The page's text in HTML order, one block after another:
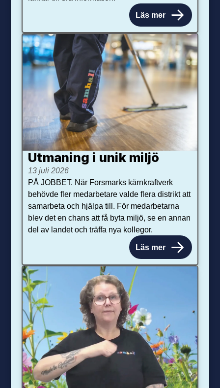
Läs mer
Utmaning i unik miljö
13 juli 2026
PÅ JOBBET. När Forsmarks kärnkraftverk
behövde fler medarbetare valde flera distrikt att
samarbeta och hjälpa till. För medarbetarna
blev det en chans att få byta miljö, se en annan
del av landet och träffa nya kollegor.
Läs mer